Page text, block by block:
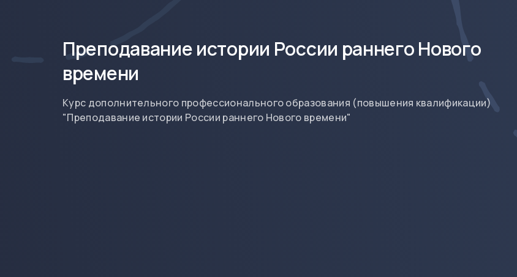
Преподавание истории России раннего Нового
времени
Курс дополнительного профессионального образования (повышения квалификации)
"Преподавание истории России раннего Нового времени"